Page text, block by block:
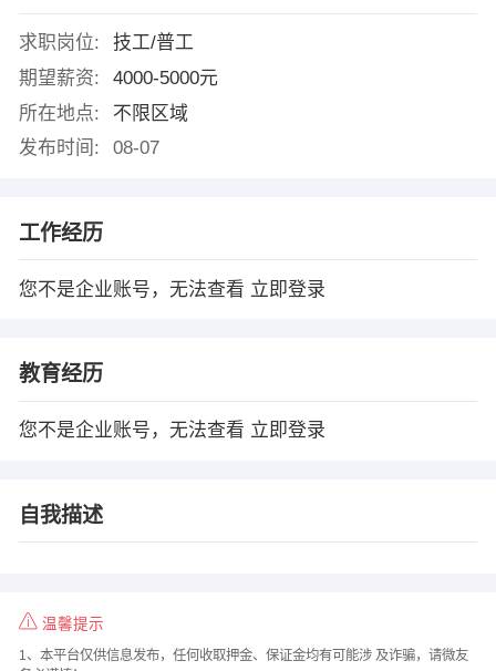
求职岗位:
技工/普工
期望薪资:
4000-5000元
所在地点:
不限区域
发布时间:
08-07
工作经历
您不是企业账号，无法查看 立即登录
教育经历
您不是企业账号，无法查看 立即登录
自我描述
温馨提示
1、本平台仅供信息发布，任何收取押金、保证金均有可能涉 及诈骗，请微友